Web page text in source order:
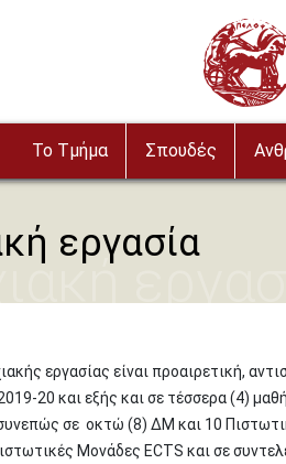
Image
To Τμήμα Σπουδές
εργασία
εργασίας είναι προαιρετική,
20 και εξής και σε τέσσερα (4)
σε οκτώ (8) ΔΜ και 10
Μονάδες ECTS και σε